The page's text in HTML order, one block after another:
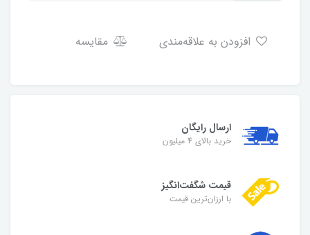
مقایسه
ارسال رایگان
خرید بالای 4 میلیون
قیمت شگفت‌انگیز
با ارزان‌ترین قیمت